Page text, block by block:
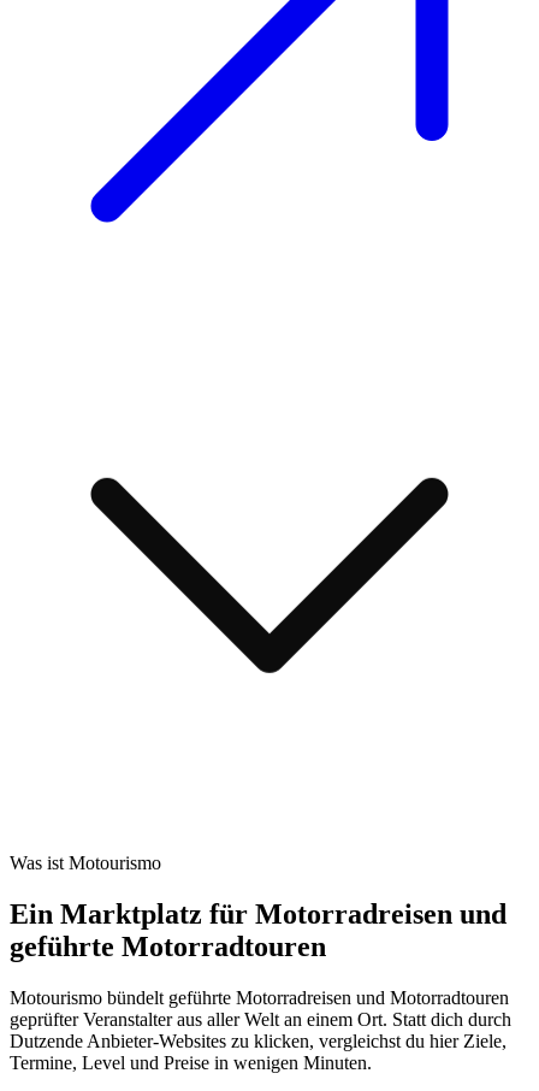
Was ist Motourismo
Ein Marktplatz für Motorradreisen und
geführte Motorradtouren
Motourismo bündelt geführte Motorradreisen und Motorradtouren
geprüfter Veranstalter aus aller Welt an einem Ort. Statt dich durch
Dutzende Anbieter-Websites zu klicken, vergleichst du hier Ziele,
Termine, Level und Preise in wenigen Minuten.